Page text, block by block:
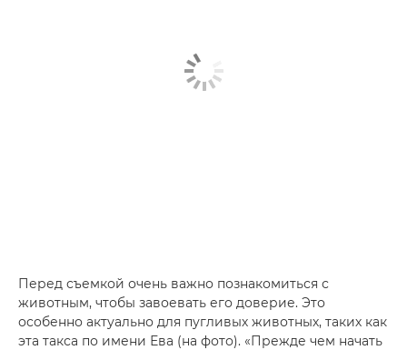
Перед съемкой очень важно познакомиться с
животным, чтобы завоевать его доверие. Это
особенно актуально для пугливых животных, таких как
эта такса по имени Ева (на фото). «Прежде чем начать